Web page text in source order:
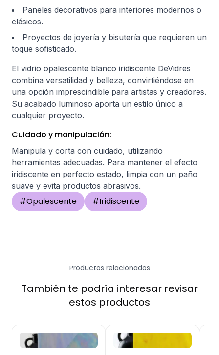
Paneles decorativos para interiores modernos o
clásicos.
Proyectos de joyería y bisutería que requieren un
toque sofisticado.
El vidrio opalescente blanco iridiscente DeVidres
combina versatilidad y belleza, convirtiéndose en
una opción imprescindible para artistas y creadores.
Su acabado luminoso aporta un estilo único a
cualquier proyecto.
Cuidado y manipulación:
Manipula y corta con cuidado, utilizando
herramientas adecuadas. Para mantener el efecto
iridiscente en perfecto estado, limpia con un paño
suave y evita productos abrasivos.
#Opalescente #Iridiscente
Productos relacionados
También te podría interesar revisar
estos productos